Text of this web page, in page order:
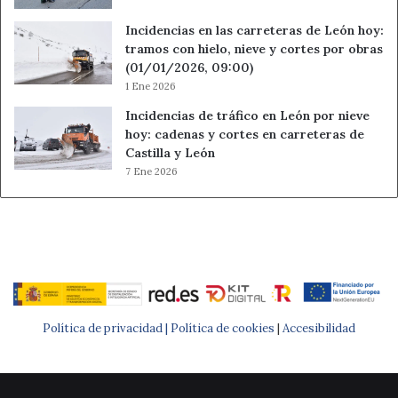
Incidencias en las carreteras de León hoy:
tramos con hielo, nieve y cortes por obras
(01/01/2026, 09:00)
1 Ene 2026
Incidencias de tráfico en León por nieve
hoy: cadenas y cortes en carreteras de
Castilla y León
7 Ene 2026
Política de privacidad | Política de cookies | Accesibilidad